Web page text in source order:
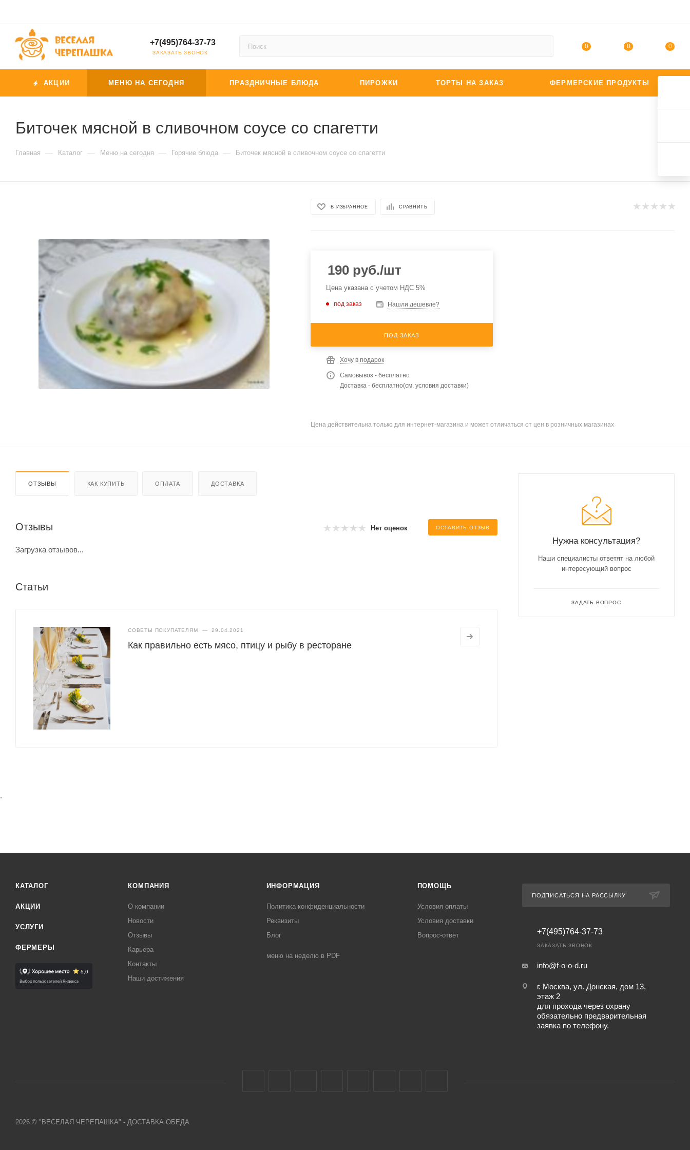
+7(495)764-37-73
ЗАКАЗАТЬ ЗВОНОК
0 0 0
АКЦИИ МЕНЮ НА СЕГОДНЯ ПРАЗДНИЧНЫЕ БЛЮДА ПИРОЖКИ ТОРТЫ НА ЗАКАЗ ФЕРМЕРСКИЕ ПРОДУКТЫ
Биточек мясной в сливочном соусе со спагетти
Главная — Каталог — Меню на сегодня — Горячие блюда — Биточек мясной в сливочном соусе со спагетти
В ИЗБРАННОЕ СРАВНИТЬ
190 руб./шт
Цена указана с учетом НДС 5%
под заказ Нашли дешевле?
ПОД ЗАКАЗ
Хочу в подарок
Самовывоз - бесплатно
Доставка - бесплатно(см. условия доставки)
Цена действительна только для интернет-магазина и может отличаться от цен в розничных магазинах
ОТЗЫВЫ КАК КУПИТЬ ОПЛАТА ДОСТАВКА
Отзывы Нет оценок ОСТАВИТЬ ОТЗЫВ
Загрузка отзывов...
Статьи
СОВЕТЫ ПОКУПАТЕЛЯМ — 29.04.2021
Как правильно есть мясо, птицу и рыбу в ресторане
Нужна консультация?
Наши специалисты ответят на любой
интересующий вопрос
ЗАДАТЬ ВОПРОС
.
КАТАЛОГ
АКЦИИ
УСЛУГИ
ФЕРМЕРЫ
КОМПАНИЯ
О компании
Новости
Отзывы
Карьера
Контакты
Наши достижения
ИНФОРМАЦИЯ
Политика конфиденциальности
Реквизиты
Блог
меню на неделю в PDF
ПОМОЩЬ
Условия оплаты
Условия доставки
Вопрос-ответ
ПОДПИСАТЬСЯ НА РАССЫЛКУ
+7(495)764-37-73
ЗАКАЗАТЬ ЗВОНОК
info@f-o-o-d.ru
г. Москва, ул. Донская, дом 13,
этаж 2
для прохода через охрану
обязательно предварительная
заявка по телефону.
2026 © "ВЕСЕЛАЯ ЧЕРЕПАШКА" - ДОСТАВКА ОБЕДА